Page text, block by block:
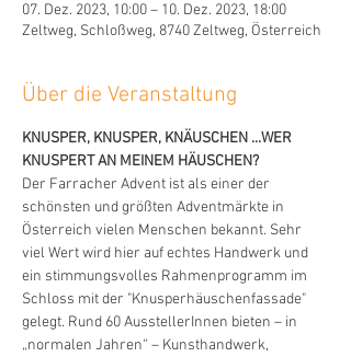
07. Dez. 2023, 10:00 – 10. Dez. 2023, 18:00
Zeltweg, Schloßweg, 8740 Zeltweg, Österreich
Über die Veranstaltung
KNUSPER, KNUSPER, KNÄUSCHEN ...WER
KNUSPERT AN MEINEM HÄUSCHEN?
Der Farracher Advent ist als einer der
schönsten und größten Adventmärkte in
Österreich vielen Menschen bekannt. Sehr
viel Wert wird hier auf echtes Handwerk und
ein stimmungsvolles Rahmenprogramm im
Schloss mit der "Knusperhäuschenfassade"
gelegt. Rund 60 AusstellerInnen bieten – in
„normalen Jahren“ – Kunsthandwerk,